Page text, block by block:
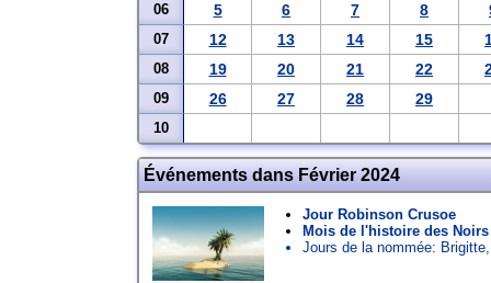
06 5 6 7 8
07 12 13 14 15
08 19 20 21 22
09 26 27 28 29
10
Événements dans Février 2024
Jour Robinson Crusoe
Mois de l'histoire des Noirs
Jours de la nommée: Brigitte